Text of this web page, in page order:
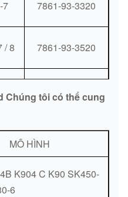
7 7861-93-3320
/ 8 7861-93-3520
08620-00000
8 6261-81-6901
6 3915329
Chúng tôi có thể cung
MÔ HÌNH
K904 C K90 SK450-
6